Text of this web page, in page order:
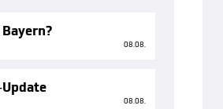
08.08.
08.08.